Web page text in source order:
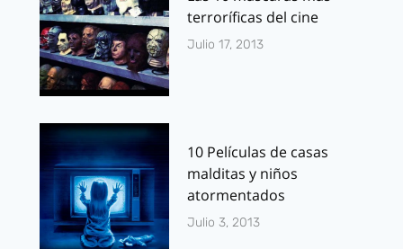
terroríficas del cine
Julio 17, 2013
10 Películas de casas
malditas y niños
atormentados
Julio 3, 2013